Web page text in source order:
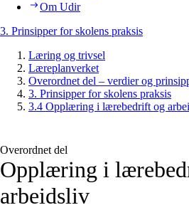
Om Udir
3. Prinsipper for skolens praksis
Læring og trivsel
Læreplanverket
Overordnet del – verdier og
3. Prinsipper for skolens praksis
3.4 Opplæring i lærebedrift og
Overordnet del
Opplæring i
arbeidsliv